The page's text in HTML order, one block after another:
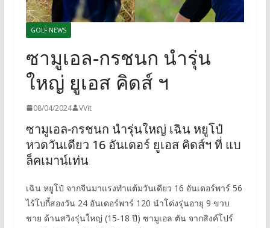
GOLF NEWS
ซามูเอล-กรชนก นำรุ่น
ใหญ่ ยูเอส คิดส์ ฯ
08/04/2024 VVit
ซามูเอล-กรชนก นำรุ่นใหญ่ เฉิน หยูโป๋
หวดวันเดียว 16 อันเดอร์ ยูเอส คิดส์ฯ ที่ แบ
ล็คเมาน์เท่น
เฉิน หยูโป๋ จากจีนมาแรงทำแต้มวันเดียว 16 อันเดอร์พาร์ 56
ไร้โบกี้สองวัน 24 อันเดอร์พาร์ 120 นำโด่งรุ่นอายุ 9 ขวบ
ชาย ด้านสวิงรุ่นใหญ่ (15-18 ปี) ซามูเอล ตัน จากสิงค์โปร์